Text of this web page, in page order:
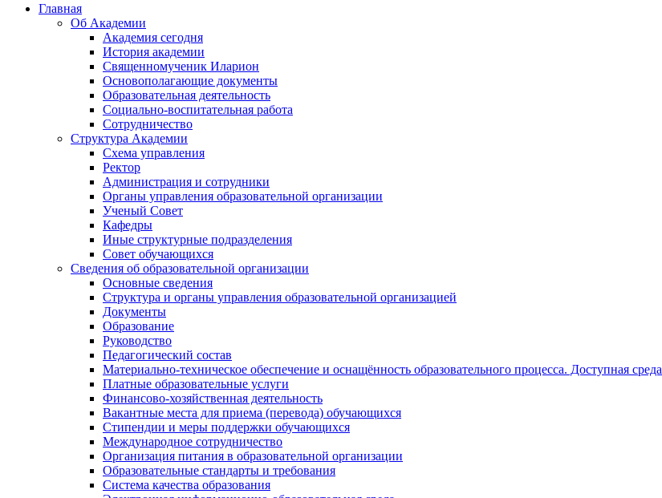
Главная
Об Академии
Академия сегодня
История академии
Священномученик Иларион
Основополагающие документы
Образовательная деятельность
Социально-воспитательная работа
Сотрудничество
Структура Академии
Схема управления
Ректор
Администрация и сотрудники
Органы управления образовательной организации
Ученый Совет
Кафедры
Иные структурные подразделения
Совет обучающихся
Сведения об образовательной организации
Основные сведения
Структура и органы управления образовательной организацией
Документы
Образование
Руководство
Педагогический состав
Материально-техническое обеспечение и оснащённость образовательного процесса. Доступная среда
Платные образовательные услуги
Финансово-хозяйственная деятельность
Вакантные места для приема (перевода) обучающихся
Стипендии и меры поддержки обучающихся
Международное сотрудничество
Организация питания в образовательной организации
Образовательные стандарты и требования
Система качества образования